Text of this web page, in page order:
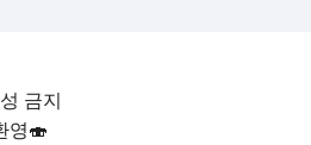
금지
영🍣